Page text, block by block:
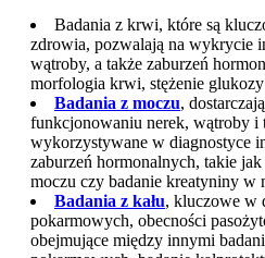
Badania z krwi, które są
zdrowia, pozwalają na wykrycie
wątroby, a także zaburzeń
morfologia krwi, stężenie
Badania z moczu,
funkcjonowaniu nerek, wątroby i
wykorzystywane w diagnostyce
zaburzeń hormonalnych, takie
moczu czy badanie kreatyniny w
Badania z kału, kluczowe w
pokarmowych, obecności
obejmujące między innymi